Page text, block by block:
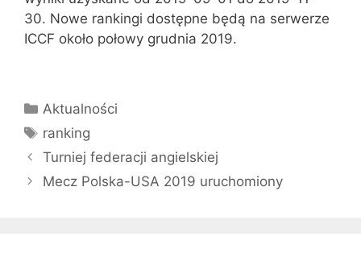
30. Nowe rankingi dostępne będą na serwerze
ICCF około połowy grudnia 2019.
Kategorie
Aktualności
Tagi
ranking
Turniej federacji angielskiej
Mecz Polska-USA 2019 uruchomiony